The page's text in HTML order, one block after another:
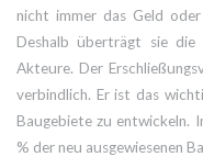
nicht immer das Geld
Deshalb überträgt sie
Akteure. Der
verbindlich. Er ist das
Baugebiete zu entwickeln.
% der neu ausgewiesenen